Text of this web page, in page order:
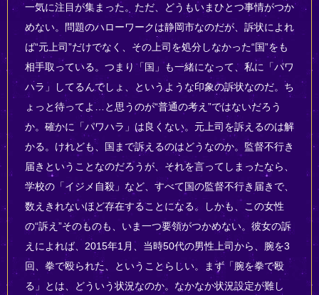
一気に注目が集まった。ただ、どうもいまひとつ事情がつか
めない。問題のハローワークは静岡市なのだが、訴状によれ
ば“元上司”だけでなく、その上司を処分しなかった“国”をも
相手取っている。つまり「国」も一緒になって、私に「パワ
ハラ」してるんでしょ、というような印象の訴状なのだ。ち
ょっと待ってよ…と思うのが“普通の考え”ではないだろう
か。確かに「パワハラ」は良くない。元上司を訴えるのは解
かる。けれども、国まで訴えるのはどうなのか。監督不行き
届きということなのだろうが、それを言ってしまったなら、
学校の「イジメ自殺」など、すべて国の監督不行き届きで、
数えきれないほど存在することになる。しかも、この女性
の“訴え”そのものも、いま一つ要領がつかめない。彼女の訴
えによれば、2015年1月、当時50代の男性上司から、腕を3
回、拳で殴られた、ということらしい。まず「腕を拳で殴
る」とは、どういう状況なのか。なかなか状況設定が難し